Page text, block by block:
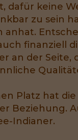
dafür keine
zu sein
anhat.
finanziell
an der Seite,
Platz hat
Beziehung.
Indianer.